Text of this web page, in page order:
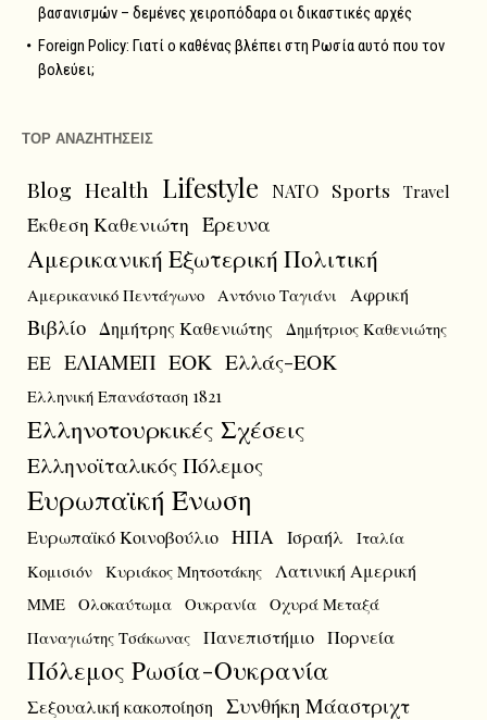
βασανισμών – δεμένες χειροπόδαρα οι δικαστικές αρχές
Foreign Policy: Γιατί ο καθένας βλέπει στη Ρωσία αυτό που τον
βολεύει;
TOP ΑΝΑΖΗΤΗΣΕΙΣ
Blog Health Lifestyle NATO Sports Travel
Έκθεση Καθενιώτη Έρευνα
Αμερικανική Εξωτερική Πολιτική
Αμερικανικό Πεντάγωνο Αντόνιο Ταγιάνι Αφρική
Βιβλίο Δημήτρης Καθενιώτης Δημήτριος Καθενιώτης
ΕΕ ΕΛΙΑΜΕΠ ΕΟΚ Ελλάς-ΕΟΚ
Ελληνική Επανάσταση 1821
Ελληνοτουρκικές Σχέσεις
Ελληνοϊταλικός Πόλεμος
Ευρωπαϊκή Ένωση
Ευρωπαϊκό Κοινοβούλιο ΗΠΑ Ισραήλ
Ιταλία
Κομισιόν Κυριάκος Μητσοτάκης Λατινική Αμερική
ΜΜΕ Ολοκαύτωμα Ουκρανία Οχυρά Μεταξά
Παναγιώτης Τσάκωνας Πανεπιστήμιο Πορνεία
Πόλεμος Ρωσία-Ουκρανία
Σεξουαλική κακοποίηση Συνθήκη Μάαστριχτ